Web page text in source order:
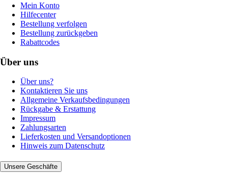
Mein Konto
Hilfecenter
Bestellung verfolgen
Bestellung zurückgeben
Rabattcodes
Über uns
Über uns?
Kontaktieren Sie uns
Allgemeine Verkaufsbedingungen
Rückgabe & Erstattung
Impressum
Zahlungsarten
Lieferkosten und Versandoptionen
Hinweis zum Datenschutz
Unsere Geschäfte